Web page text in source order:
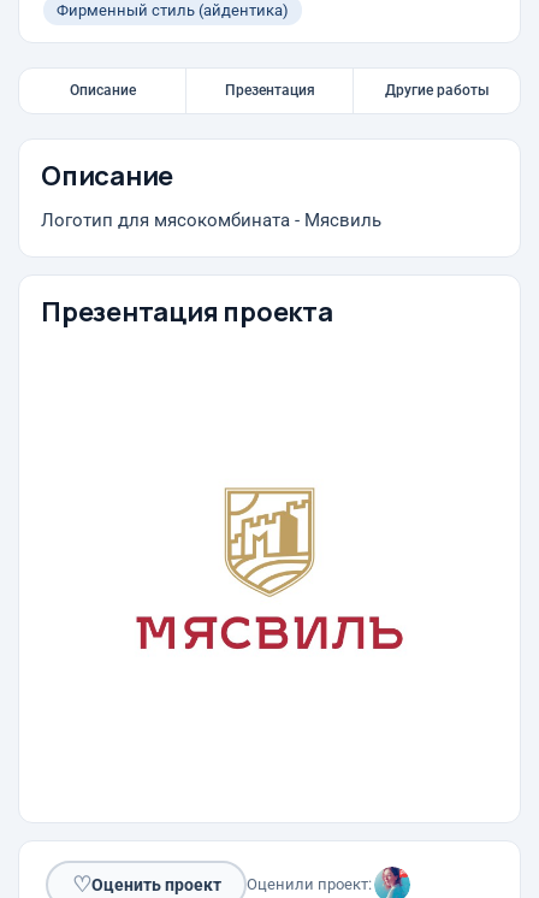
Фирменный стиль (айдентика)
Описание Презентация Другие работы
Описание
Логотип для мясокомбината - Мясвиль
Презентация проекта
♡Оценить проект Оценили проект: